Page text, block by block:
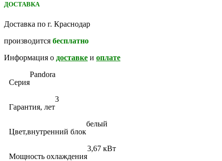
ДОСТАВКА
Доставка по г. Краснодар
производится бесплатно
Информация о доставке и оплате
Серия
Pandora
Гарантия, лет
3
Цвет,внутренний блок
белый
Мощность охлаждения
3,67 кВт